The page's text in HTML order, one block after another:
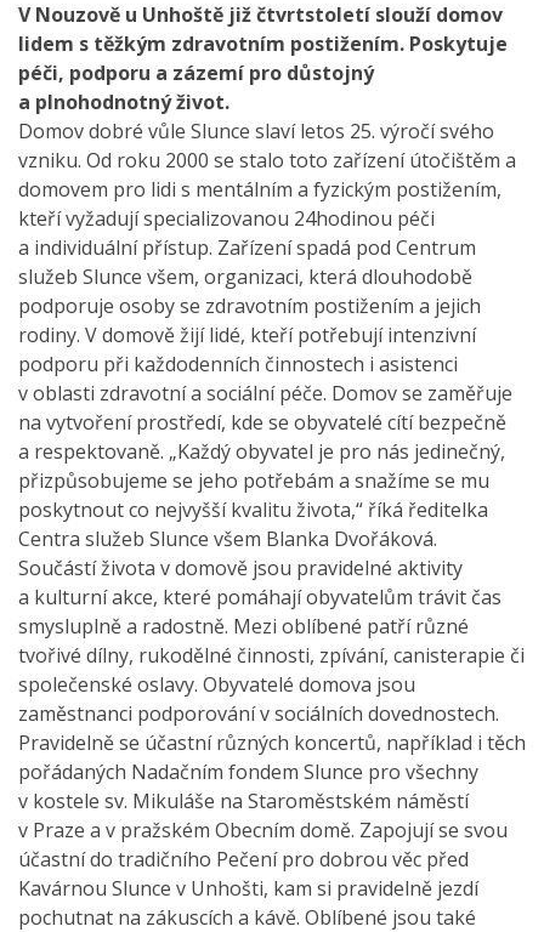
V Nouzově u Unhoště již čtvrtstoletí slouží domov
lidem s těžkým zdravotním postižením. Poskytuje
péči, podporu a zázemí pro důstojný
a plnohodnotný život.
Domov dobré vůle Slunce slaví letos 25. výročí svého
vzniku. Od roku 2000 se stalo toto zařízení útočištěm a
domovem pro lidi s mentálním a fyzickým postižením,
kteří vyžadují specializovanou 24hodinou péči
a individuální přístup. Zařízení spadá pod Centrum
služeb Slunce všem, organizaci, která dlouhodobě
podporuje osoby se zdravotním postižením a jejich
rodiny. V domově žijí lidé, kteří potřebují intenzivní
podporu při každodenních činnostech i asistenci
v oblasti zdravotní a sociální péče. Domov se zaměřuje
na vytvoření prostředí, kde se obyvatelé cítí bezpečně
a respektovaně. „Každý obyvatel je pro nás jedinečný,
přizpůsobujeme se jeho potřebám a snažíme se mu
poskytnout co nejvyšší kvalitu života,“ říká ředitelka
Centra služeb Slunce všem Blanka Dvořáková.
Součástí života v domově jsou pravidelné aktivity
a kulturní akce, které pomáhají obyvatelům trávit čas
smysluplně a radostně. Mezi oblíbené patří různé
tvořivé dílny, rukodělné činnosti, zpívání, canisterapie či
společenské oslavy. Obyvatelé domova jsou
zaměstnanci podporování v sociálních dovednostech.
Pravidelně se účastní různých koncertů, například i těch
pořádaných Nadačním fondem Slunce pro všechny
v kostele sv. Mikuláše na Staroměstském náměstí
v Praze a v pražském Obecním domě. Zapojují se svou
účastní do tradičního Pečení pro dobrou věc před
Kavárnou Slunce v Unhošti, kam si pravidelně jezdí
pochutnat na zákuscích a kávě. Oblíbené jsou také